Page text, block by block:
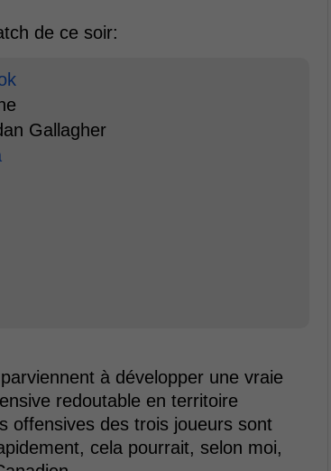
de ce soir:
Gallagher
à développer une vraie
redoutable en territoire
offensives des trois joueurs sont
cela pourrait, selon moi,